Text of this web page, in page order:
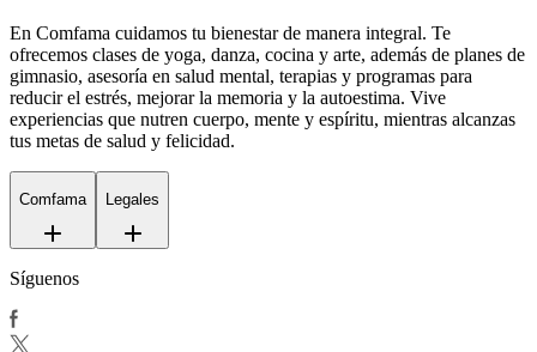
En Comfama cuidamos tu bienestar de manera integral. Te
ofrecemos clases de yoga, danza, cocina y arte, además de planes de
gimnasio, asesoría en salud mental, terapias y programas para
reducir el estrés, mejorar la memoria y la autoestima. Vive
experiencias que nutren cuerpo, mente y espíritu, mientras alcanzas
tus metas de salud y felicidad.
Comfama Legales
Síguenos